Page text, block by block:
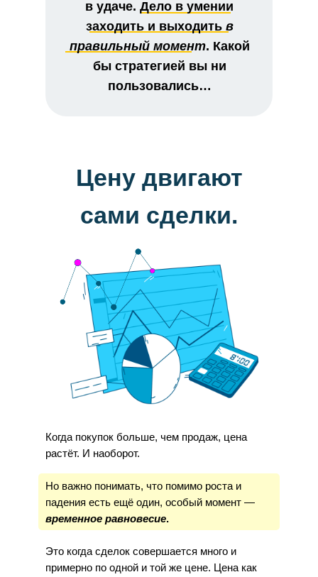
в удаче. Дело в умении
заходить и выходить в
правильный момент. Какой
бы стратегией вы ни
пользовались…
Цену двигают
сами сделки.
Когда покупок больше, чем продаж, цена
растёт. И наоборот.
Но важно понимать, что помимо роста и
падения есть ещё один, особый момент —
временное равновесие.
Это когда сделок совершается много и
примерно по одной и той же цене. Цена как